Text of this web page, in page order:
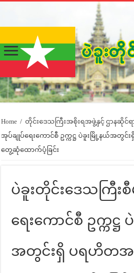
Home / တိုင်းဒေသကြီးအစိုးရအဖွဲ့နှင့် ဌာနဆိုင်ရာ
အုပ်ချုပ်ရေးကောင်စီ ဥက္ကဋ္ဌ ပဲခူးမြို့နယ်အတွင်
တွေ့ဆုံထောက်ပံ့ခြင်း
ပဲခူးတိုင်းဒေသကြီး
ရေးကောင်စီ ဥက္ကဋ္ဌ
အတွင်းရှိ ပရဟိတအ